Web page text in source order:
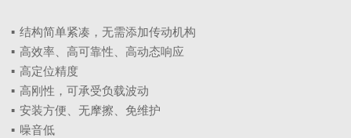
▪ 结构简单紧凑，无需添加传动机构
▪ 高效率、高可靠性、高动态响应
▪ 高定位精度
▪ 高刚性，可承受负载波动
▪ 安装方便、无摩擦、免维护
▪ 噪音低